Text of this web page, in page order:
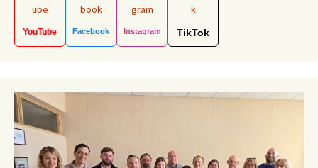
YouTube Facebook Instagram TikTok